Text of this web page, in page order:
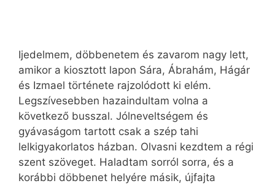
Ijedelmem, döbbenetem és zavarom nagy lett,
amikor a kiosztott lapon Sára, Ábrahám, Hágár
és Izmael története rajzolódott ki elém.
Legszívesebben hazaindultam volna a
következő busszal. Jólneveltségem és
gyávaságom tartott csak a szép tahi
lelkigyakorlatos házban. Olvasni kezdtem a régi
szent szöveget. Haladtam sorról sorra, és a
korábbi döbbenet helyére másik, újfajta